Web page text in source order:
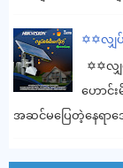
✡️✡️လျှ
✡️✡️လျှ
ဟောင်း
အဆင်မပြေတဲ့နေရ